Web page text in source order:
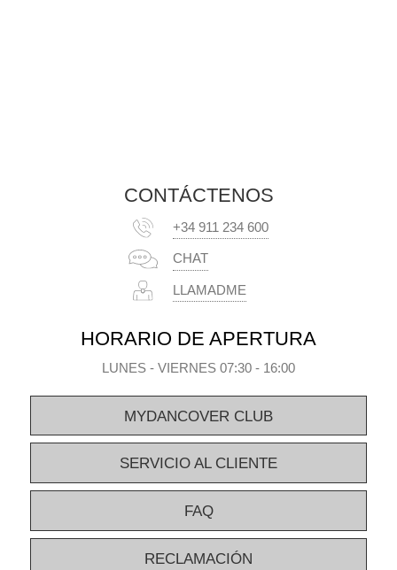
CONTÁCTENOS
+34 911 234 600
CHAT
LLAMADME
HORARIO DE APERTURA
LUNES - VIERNES 07:30 - 16:00
MYDANCOVER CLUB
SERVICIO AL CLIENTE
FAQ
RECLAMACIÓN